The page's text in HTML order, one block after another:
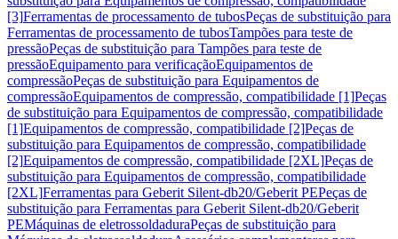
[3]Ferramentas de processamento de tubosPeças de substituição para
Ferramentas de processamento de tubosTampões para teste de
pressãoPeças de substituição para Tampões para teste de
pressãoEquipamento para verificaçãoEquipamentos de
compressãoPeças de substituição para Equipamentos de
compressãoEquipamentos de compressão, compatibilidade [1]Peças
de substituição para Equipamentos de compressão, compatibilidade
[1]Equipamentos de compressão, compatibilidade [2]Peças de
substituição para Equipamentos de compressão, compatibilidade
[2]Equipamentos de compressão, compatibilidade [2XL]Peças de
substituição para Equipamentos de compressão, compatibilidade
[2XL]Ferramentas para Geberit Silent-db20/Geberit PEPeças de
substituição para Ferramentas para Geberit Silent-db20/Geberit
PEMáquinas de eletrossoldaduraPeças de substituição para